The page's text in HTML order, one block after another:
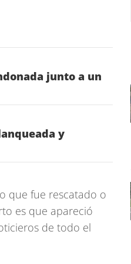
junto a un
y
que fue rescatado o
es que apareció
de todo el